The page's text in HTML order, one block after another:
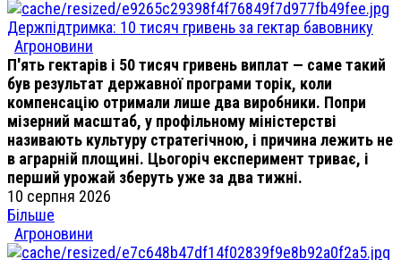
Держпідтримка: 10 тисяч гривень за гектар бавовнику
Агроновини
П'ять гектарів і 50 тисяч гривень виплат — саме такий
був результат державної програми торік, коли
компенсацію отримали лише два виробники. Попри
мізерний масштаб, у профільному міністерстві
називають культуру стратегічною, і причина лежить не
в аграрній площині. Цьогоріч експеримент триває, і
перший урожай зберуть уже за два тижні.
10 серпня 2026
Більше
Агроновини